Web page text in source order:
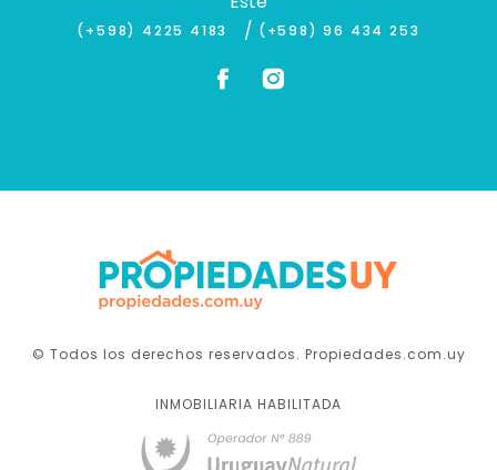
(+598) 4225 4183 / (+598) 96 434 253
© Todos los derechos reservados. Propiedades.com.uy
INMOBILIARIA HABILITADA